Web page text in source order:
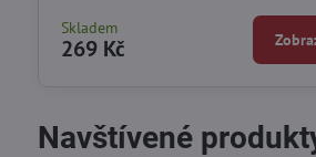
Skladem
269 Kč
Navštívené